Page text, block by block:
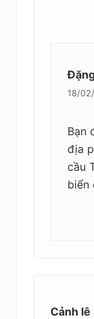
18/
Bạn
địa
cầu
biển
Cảnh lê